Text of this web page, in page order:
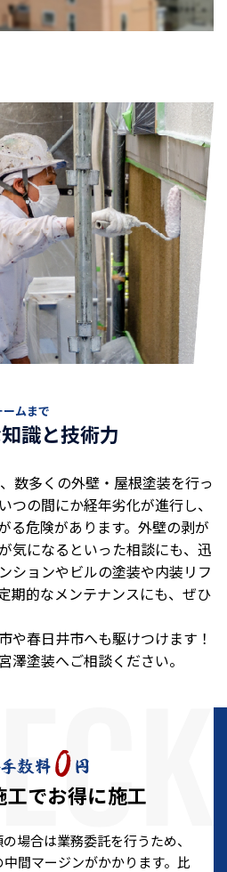
ムまで
識と技術力
数多くの外壁・屋根塗装を行っ
つの間にか経年劣化が進行し、
る危険があります。外壁の剥が
気になるといった相談にも、迅
ションやビルの塗装や内装リフ
期的なメンテナンスにも、ぜひ
や春日井市へも駆けつけます！
澤塗装へご相談ください。
工でお得に施工
場合は業務委託を行うため、
間マージンがかかります。比